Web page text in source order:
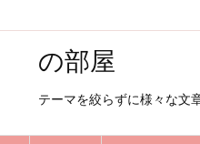
の部屋
テーマを絞らずに様々な文